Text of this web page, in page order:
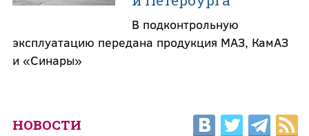
В подконтрольную
эксплуатацию передана продукция МАЗ, КамАЗ
и «Синары»
НОВОСТИ